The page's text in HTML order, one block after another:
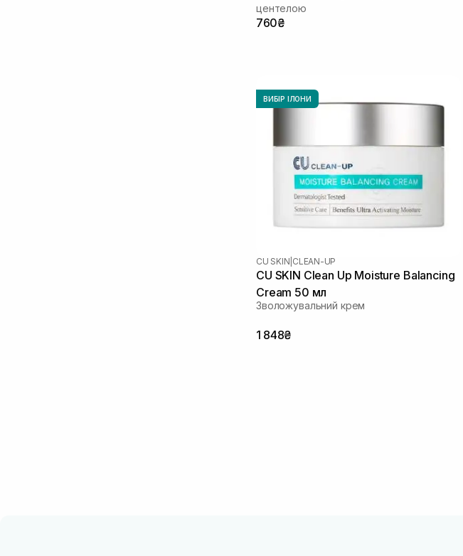
центелою
760₴
ВИБІР ІЛОНИ
CU SKIN CLEAN-UP
CU SKIN Clean Up Moisture Balancing
Cream 50 мл
Зволожувальний крем
1 848₴